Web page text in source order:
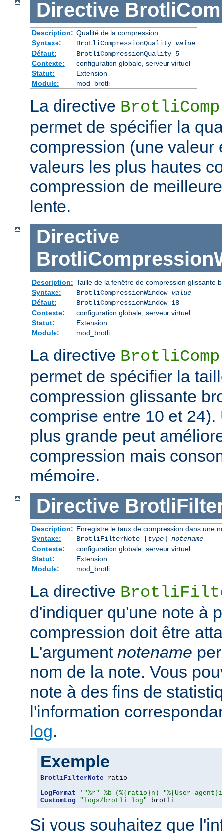
Directive
Description: Qualité de la compression
Syntaxe:
BrotliCompressionQuality value
Défaut:
BrotliCompressionQuality 5
Contexte:
configuration globale, serveur virtuel
Statut:
Extension
Module:
mod_brotli
La directive
permet de spécifier la
compression (une valeur
valeurs les plus hautes
compression de
lente.
Directive
Description: Taille de la fenêtre de compression glissante
Syntaxe:
BrotliCompressionWindow value
Défaut:
BrotliCompressionWindow 18
Contexte:
configuration globale, serveur virtuel
Statut:
Extension
Module:
mod_brotli
La directive
permet de spécifier la
compression glissante
comprise entre 10 et
plus grande peut
compression mais
mémoire.
Directive
Description: Enregistre le taux de compression dans une
Syntaxe:
BrotliFilterNote [type] notename
Contexte:
configuration globale, serveur virtuel
Statut:
Extension
Module:
mod_brotli
La directive
d'indiquer qu'une note à
compression doit être
L'argument notename
nom de la note. Vous
note à des fins de
l'information
log.
Exemple
BrotliFilterNote ratio
LogFormat
'"%r" %b (%{ratio}n) "%{User-
CustomLog
"logs/brotli_log" brotli
Si vous souhaitez que